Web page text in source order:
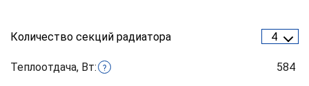
Количество секций радиатора 4
Теплоотдача, Вт: ? 584